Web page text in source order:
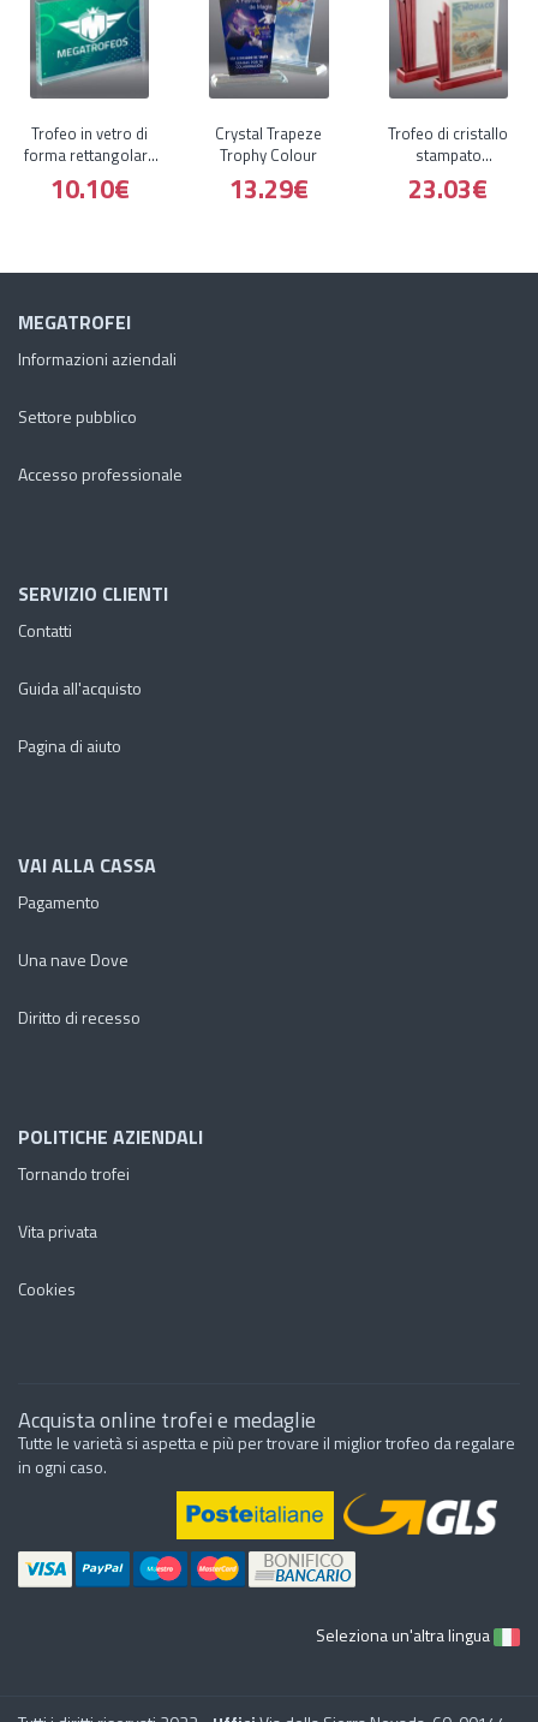
Trofeo in vetro di
forma rettangolare
a colori
10.10€
Crystal Trapeze
Trophy Colour
13.29€
Trofeo di cristallo
stampato
rettangolare di
colore di base in
23.03€
MEGATROFEI
Informazioni aziendali
Settore pubblico
Accesso professionale
SERVIZIO CLIENTI
Contatti
Guida all'acquisto
Pagina di aiuto
VAI ALLA CASSA
Pagamento
Una nave Dove
Diritto di recesso
POLITICHE AZIENDALI
Tornando trofei
Vita privata
Cookies
Acquista online trofei e medaglie
Tutte le varietà si aspetta e più per trovare il miglior trofeo da regalare
in ogni caso.
Seleziona un'altra lingua